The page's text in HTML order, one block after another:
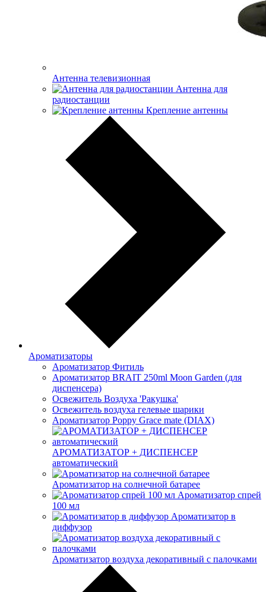
Антенна телевизионная
Антенна для
радиостанции
Крепление антенны
Ароматизаторы
Ароматизатор Фитиль
Ароматизатор BRAIT 250ml Moon Garden (для
диспенсера)
Освежитель Воздуха 'Ракушка'
Освежитель воздуха гелевые шарики
Ароматизатор Poppy Grace mate (DIAX)
АРОМАТИЗАТОР + ДИСПЕНСЕР
автоматический
Ароматизатор на солнечной батарее
Ароматизатор спрей
100 мл
Ароматизатор в
диффузор
Ароматизатор воздуха декоративный с палочками